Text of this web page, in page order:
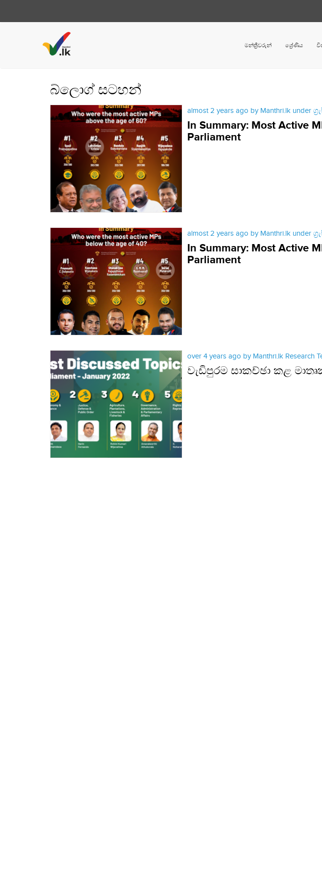
මන්ත්‍රීවරුන් ශ්‍රේණිය
බ්ලොග් සටහන්
almost 2 years ago by Manthri.lk under
In Summary: Most Active
Parliament
almost 2 years ago by Manthri.lk under
In Summary: Most Active
Parliament
over 4 years ago by Manthri.lk Research
වැඩිපුරම සාකච්ඡා කළ